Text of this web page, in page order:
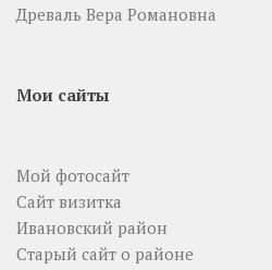
Древаль Вера Романовна
Мои сайты
Мой фотосайт
Сайт визитка
Ивановский район
Старый сайт о районе